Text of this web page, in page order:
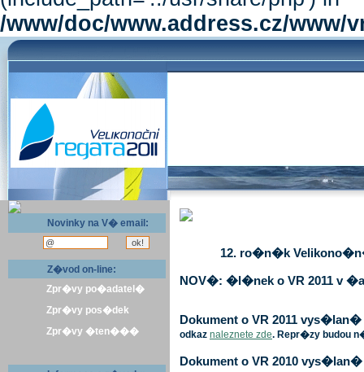
/www/doc/www.address.cz/www/
Novinky na V� email:
Z�vod on-line:
Zpr�vy po�adatel�
Zpr�vy pos�dek
Zpr�vy �ten���
12. ro�n�k
NOV�: �l�nek o VR 2011 v
Dokument o VR 2011
odkaz naleznete zde. Repr�zy budou
Dokument o VR 2010